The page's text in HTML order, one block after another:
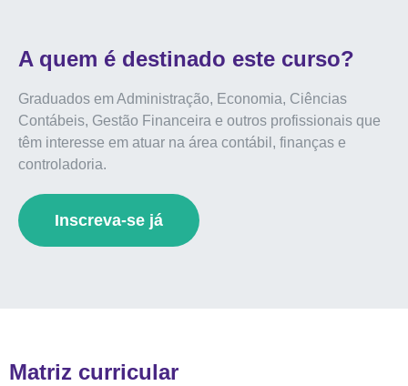
A quem é destinado este curso?
Graduados em Administração, Economia, Ciências
Contábeis, Gestão Financeira e outros profissionais que
têm interesse em atuar na área contábil, finanças e
controladoria.
Inscreva-se já
Matriz curricular